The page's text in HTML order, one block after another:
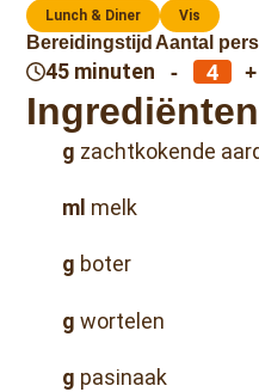
Lunch & Diner Vis
Bereidingstijd
45 minuten
Aantal
- +
Ingrediënten
g zachtkokende
ml melk
g boter
g wortelen
g pasinaak